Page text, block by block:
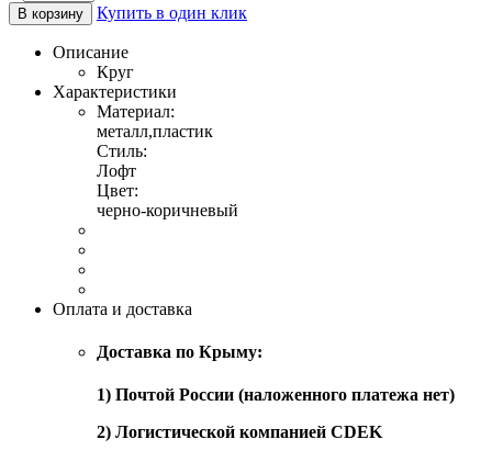
В корзину Купить в один клик
Описание
Круг
Характеристики
Материал:
металл,пластик
Стиль:
Лофт
Цвет:
черно-коричневый
Оплата и доставка
Доставка по Крыму:
1) Почтой России (наложенного платежа нет)
2) Логистической компанией CDEK